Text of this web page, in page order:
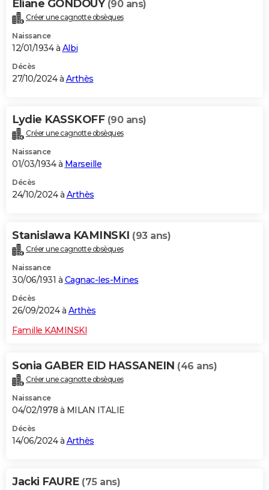
Eliane GONDOUY (90 ans)
Créer une cagnotte obsèques
Naissance
12/01/1934 à Albi
Décès
27/10/2024 à Arthès
Lydie KASSKOFF (90 ans)
Créer une cagnotte obsèques
Naissance
01/03/1934 à Marseille
Décès
24/10/2024 à Arthès
Stanislawa KAMINSKI (93 ans)
Créer une cagnotte obsèques
Naissance
30/06/1931 à Cagnac-les-Mines
Décès
26/09/2024 à Arthès
Famille KAMINSKI
Sonia GABER EID HASSANEIN (46 ans)
Créer une cagnotte obsèques
Naissance
04/02/1978 à MILAN ITALIE
Décès
14/06/2024 à Arthès
Jacki FAURE (75 ans)